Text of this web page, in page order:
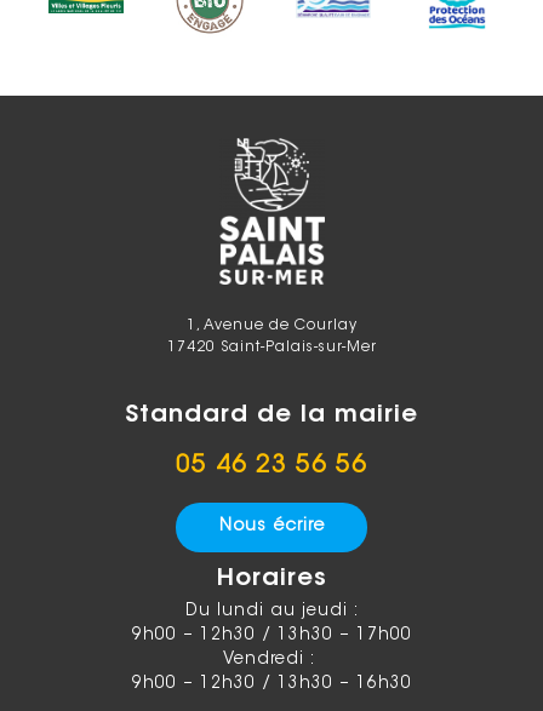
1, Avenue de Courlay
17420 Saint-Palais-sur-Mer
Standard de la mairie
05 46 23 56 56
Nous écrire
Horaires
Du lundi au jeudi :
9h00 – 12h30 / 13h30 – 17h00
Vendredi :
9h00 – 12h30 / 13h30 – 16h30